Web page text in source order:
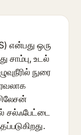
என்பது ஒரு
உடல்
நுரை
சல்ஃபேட்டை